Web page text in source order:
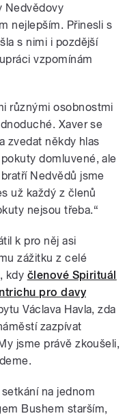
Nedvědovy
nejlepším. Přinesli s
s nimi i pozdější
vzpomínám
různými osobnostmi
Xaver se
zvedat někdy hlas
domluvené, ale
Nedvědů jsme
už každý z členů
nejsou třeba.“
k pro něj asi
zážitku z celé
kdy členové Spirituál
pro davy
Václava Havla, zda
zazpívat
jsme právě zkoušeli,
na jednom
Bushem starším,